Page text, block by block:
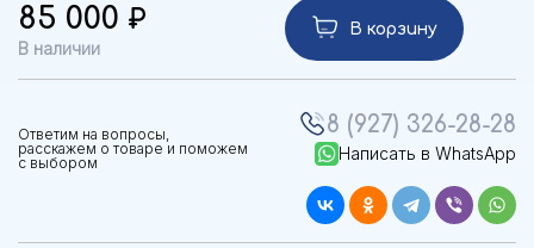
85 000
В наличии
В корзину
Ответим на вопросы,
расскажем о товаре и поможем
с выбором
8 (927) 326-28-28
Написать в WhatsApp